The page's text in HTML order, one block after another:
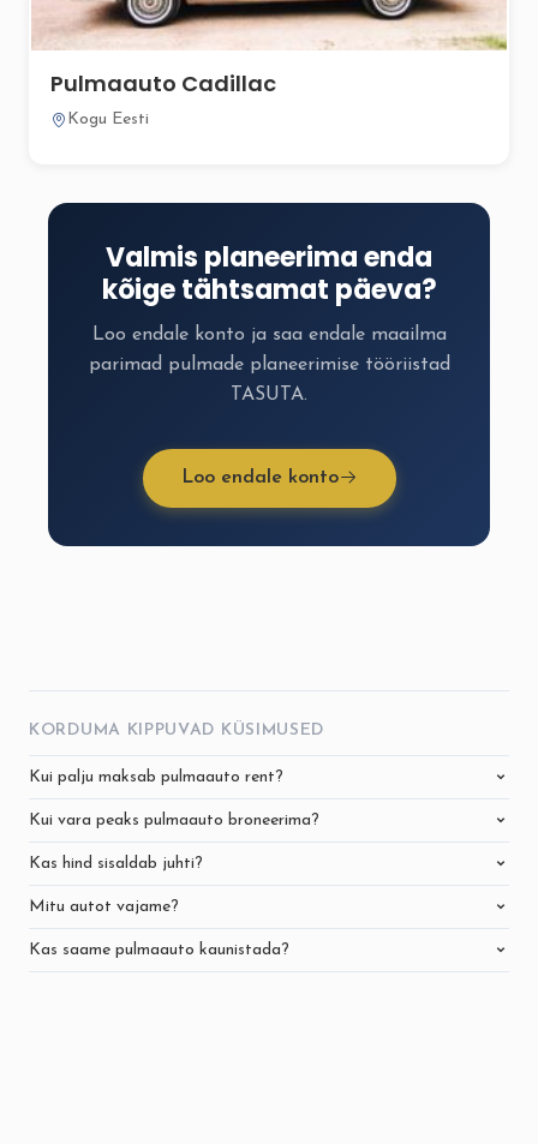
Pulmaauto Cadillac
Kogu Eesti
Valmis planeerima enda
kõige tähtsamat päeva?
Loo endale konto ja saa endale maailma
parimad pulmade planeerimise tööriistad
TASUTA.
Loo endale konto
KORDUMA KIPPUVAD KÜSIMUSED
Kui palju maksab pulmaauto rent?
Kui vara peaks pulmaauto broneerima?
Kas hind sisaldab juhti?
Mitu autot vajame?
Kas saame pulmaauto kaunistada?